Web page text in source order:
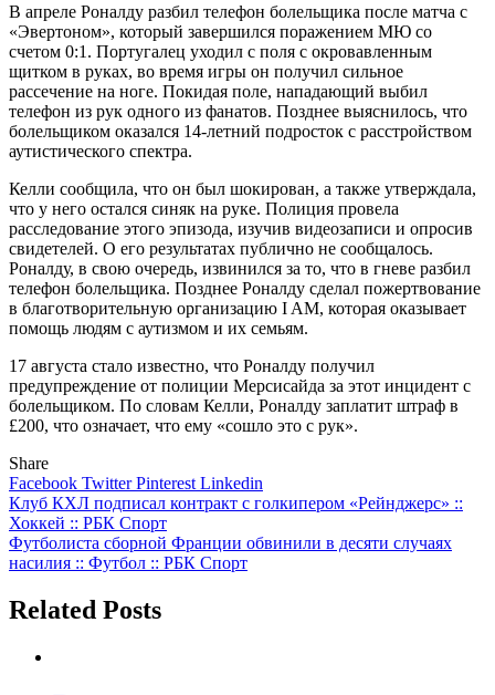
В апреле Роналду разбил телефон болельщика после матча с
«Эвертоном», который завершился поражением МЮ со
счетом 0:1. Португалец уходил с поля с окровавленным
щитком в руках, во время игры он получил сильное
рассечение на ноге. Покидая поле, нападающий выбил
телефон из рук одного из фанатов. Позднее выяснилось, что
болельщиком оказался 14-летний подросток с расстройством
аутистического спектра.
Келли сообщила, что он был шокирован, а также утверждала,
что у него остался синяк на руке. Полиция провела
расследование этого эпизода, изучив видеозаписи и опросив
свидетелей. О его результатах публично не сообщалось.
Роналду, в свою очередь, извинился за то, что в гневе разбил
телефон болельщика. Позднее Роналду сделал пожертвование
в благотворительную организацию I AM, которая оказывает
помощь людям с аутизмом и их семьям.
17 августа стало известно, что Роналду получил
предупреждение от полиции Мерсисайда за этот инцидент с
болельщиком. По словам Келли, Роналду заплатит штраф в
£200, что означает, что ему «сошло это с рук».
Share
Facebook TwitterPinterest Linkedin
Навигация
по
записям
Клуб КХЛ подписал контракт с голкипером «Рейнджерс» ::
Хоккей :: РБК Спорт
Футболиста сборной Франции обвинили в десяти случаях
насилия :: Футбол :: РБК Спорт
Related Posts